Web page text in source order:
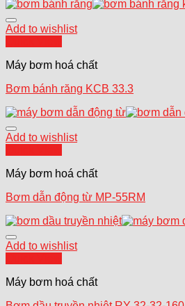
Add to wishlist
Máy bơm hoá chất
Bơm bánh răng KCB 33.3
Add to wishlist
Máy bơm hoá chất
Bơm dẫn động từ MP-55RM
Add to wishlist
Máy bơm hoá chất